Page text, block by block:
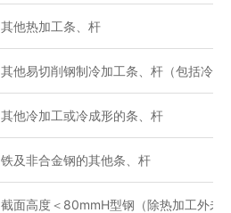
其他热加工条、杆
其他易切削钢制冷加工条、杆（包括冷成
其他冷加工或冷成形的条、杆
铁及非合金钢的其他条、杆
截面高度＜80mmH型钢（除热加工外未